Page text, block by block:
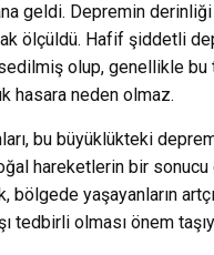
geldi. Depremin derinliği
ölçüldü. Hafif şiddetli
olup, genellikle bu
hasara neden olmaz.
bu büyüklükteki
hareketlerin bir sonucu
bölgede yaşayanların artçı
tedbirli olması önem